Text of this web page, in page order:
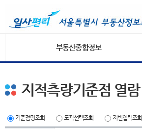
부동산종합정보
지적측량기준점 열람
기준점명조회 도곽선택조회 지번입력조회